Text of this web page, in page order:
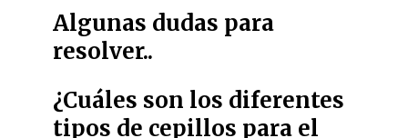
Algunas dudas para
resolver..
¿Cuáles son los diferentes
tipos de cepillos para el